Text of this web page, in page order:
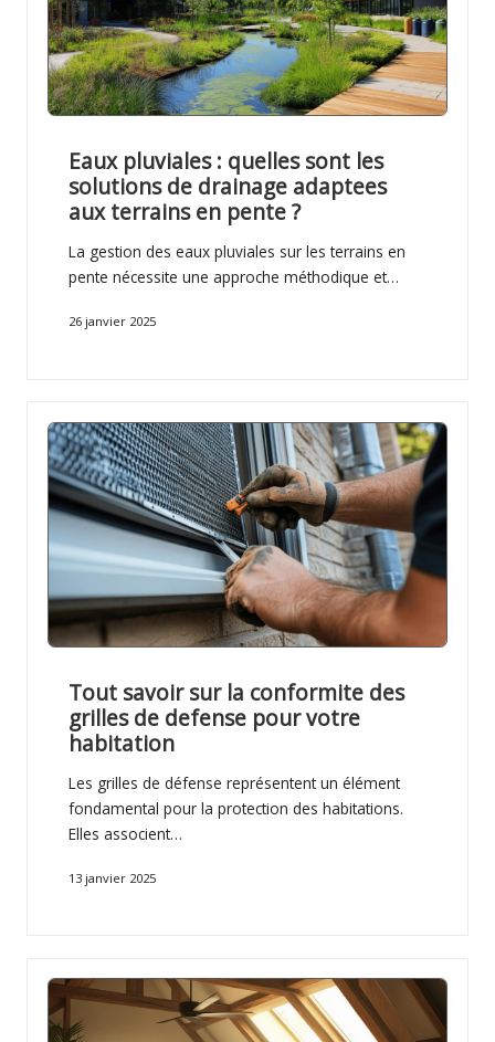
Eaux pluviales : quelles sont les
solutions de drainage adaptees
aux terrains en pente ?
La gestion des eaux pluviales sur les terrains en
pente nécessite une approche méthodique et…
26 janvier 2025
Tout savoir sur la conformite des
grilles de defense pour votre
habitation
Les grilles de défense représentent un élément
fondamental pour la protection des habitations.
Elles associent…
13 janvier 2025